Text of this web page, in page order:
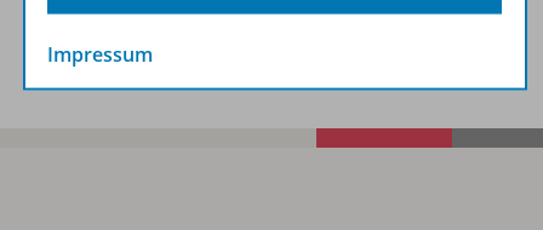
Spar-Pakete
Impressum